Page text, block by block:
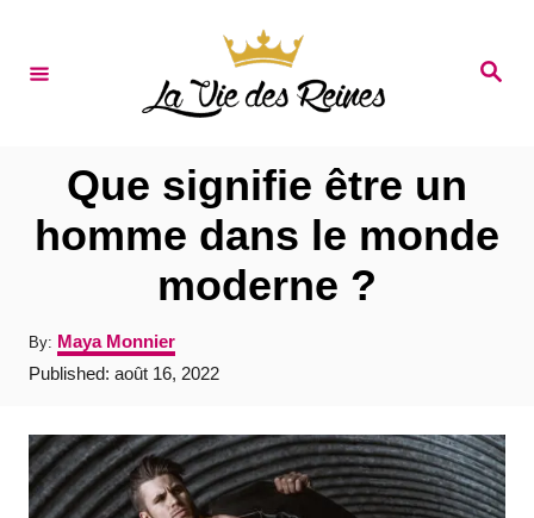
S
Que signifie être un
homme dans le monde
moderne ?
By: A
u
t
o
r
Maya Monnier
P
t
e
d
Published: août 16, 2022